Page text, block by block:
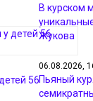
56
В курском
Жукова
06.08.2026,
Пьяный